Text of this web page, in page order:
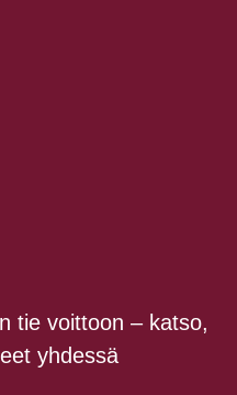
tie voittoon – katso,
yhdessä